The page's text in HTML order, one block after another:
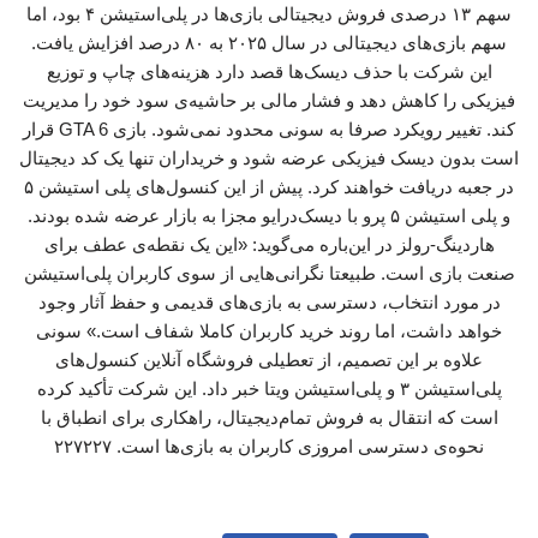
سهم ۱۳ درصدی فروش دیجیتالی بازی‌ها در پلی‌استیشن ۴ بود، اما
سهم بازی‌های دیجیتالی در سال ۲۰۲۵ به ۸۰ درصد افزایش یافت.
این شرکت با حذف دیسک‌ها قصد دارد هزینه‌های چاپ و توزیع
فیزیکی را کاهش دهد و فشار مالی بر حاشیه‌ی سود خود را مدیریت
کند. تغییر رویکرد صرفا به سونی محدود نمی‌شود. بازی GTA 6 قرار
است بدون دیسک فیزیکی عرضه شود و خریداران تنها یک کد دیجیتال
در جعبه دریافت خواهند کرد. پیش از این کنسول‌های پلی‌ استیشن ۵
و پلی‌ استیشن ۵ پرو با دیسک‌درایو مجزا به بازار عرضه شده بودند.
هاردینگ-رولز در این‌باره می‌گوید: «این یک نقطه‌ی عطف برای
صنعت بازی است. طبیعتا نگرانی‌هایی از سوی کاربران پلی‌استیشن
در مورد انتخاب، دسترسی به بازی‌های قدیمی و حفظ آثار وجود
خواهد داشت، اما روند خرید کاربران کاملا شفاف است.» سونی
علاوه بر این تصمیم، از تعطیلی فروشگاه‌ آنلاین کنسول‌های
پلی‌استیشن ۳ و پلی‌استیشن ویتا خبر داد. این شرکت تأکید کرده
است که انتقال به فروش تمام‌دیجیتال، راهکاری برای انطباق با
نحوه‌ی دسترسی امروزی کاربران به بازی‌ها است. ۲۲۷۲۲۷